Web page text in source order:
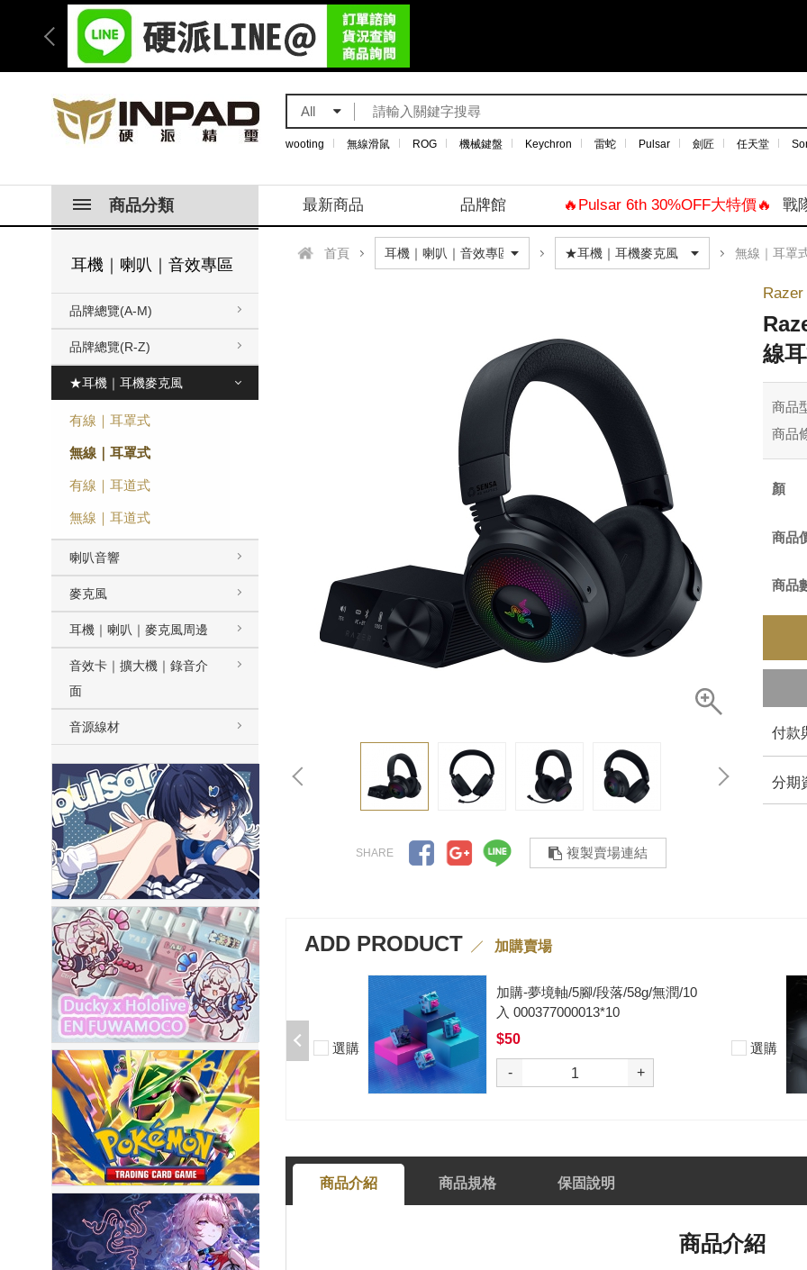
All
wooting 無線滑鼠 ROG 機械鍵盤 Keychron 雷蛇 Pulsar 劍匠 任天堂
商品分類 最新商品 品牌館 🔥Pulsar 6th 30%OFF大特價🔥 戰
耳機｜喇叭｜音效專區
品牌總覽(A-M)
品牌總覽(R-Z)
★耳機｜耳機麥克風
有線｜耳罩式
無線｜耳罩式
有線｜耳道式
無線｜耳道式
喇叭音響
麥克風
耳機｜喇叭｜麥克風周邊
音效卡｜擴大機｜錄音介
面
音源線材
首頁 無線｜耳罩
複製賣場連結
線
商品
商品
商品
商品
付款
分期
ADD PRODUCT 加購賣場
加購-剪刀石頭布猜拳鍵帽一盒四
入000385000289
$199
- +
選購
加購-夢境軸/5腳/段落/58g/無潤/10
入 000377000013*10
$50
- +
選購
商品介紹 商品規格 保固說明
商品介紹